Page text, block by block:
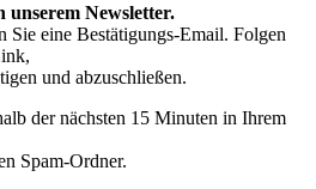
Newsletter.
Sie eine Bestätigungs-Email. Folgen
und abzuschließen.
der nächsten 15 Minuten in Ihrem
Spam-Ordner.